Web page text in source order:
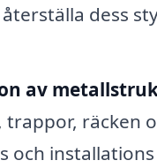
dess
av
trappor, räcken
och